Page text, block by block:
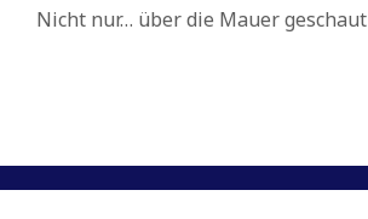
Nicht nur… über die Mauer geschaut